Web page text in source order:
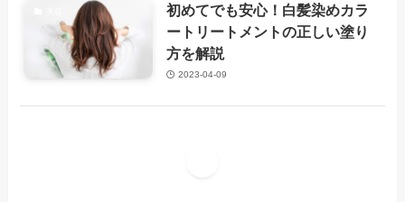
初めてでも安心！白髪染めカラ
ートリートメントの正しい塗り
方を解説
2023-04-09